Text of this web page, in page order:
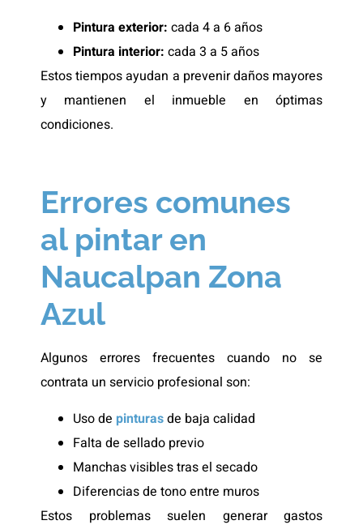
Pintura exterior: cada 4 a 6 años
Pintura interior: cada 3 a 5 años
Estos tiempos ayudan a prevenir daños mayores
y mantienen el inmueble en óptimas
condiciones.
Errores comunes
al pintar en
Naucalpan Zona
Azul
Algunos errores frecuentes cuando no se
contrata un servicio profesional son:
Uso de pinturasde baja calidad
Falta de sellado previo
Manchas visibles tras el secado
Diferencias de tono entre muros
Estos problemas suelen generar gastos